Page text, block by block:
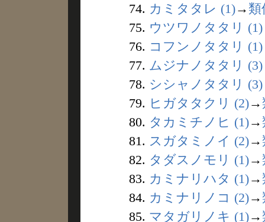
74. カミタタレ (1)→ 類
75. ウツワノタタリ (1)
76. コフンノタタリ (1)
77. ムジナノタタリ (3)
78. シシャノタタリ (3)
79. ヒガタタクリ (2)→
80. タカミチノヒ (1)→
81. スガタミノイ (2)→
82. タダスノモリ (1)→
83. カミナリハタ (1)→
84. カミナリノコ (2)→
85. マタガリノキ (1)→